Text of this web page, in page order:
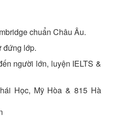
chuẩn Châu Âu.
đứng lớp.
người lớn, luyện IELTS &
Học, Mỹ Hòa & 815 Hà